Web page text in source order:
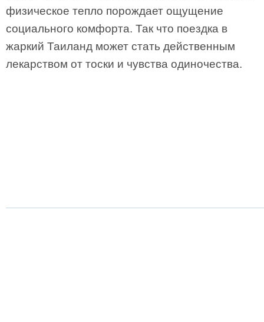
физическое тепло порождает ощущение
социального комфорта. Так что поездка в
жаркий Таиланд может стать действенным
лекарством от тоски и чувства одиночества.